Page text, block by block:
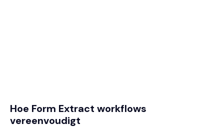
Hoe Form Extract workflows
vereenvoudigt